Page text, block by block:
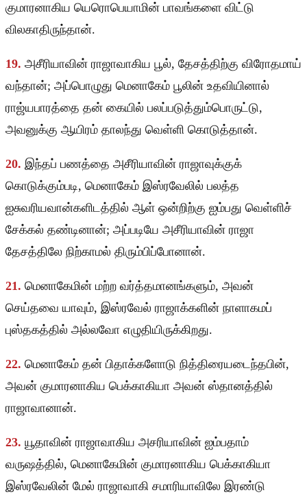
குமாரனாகிய யெரொபெயாமின் பாவங்களை விட்டு
விலகாதிருந்தான்.
19. அசீரியாவின் ராஜாவாகிய பூல், தேசத்திற்கு விரோதமாய்
வந்தான்; அப்பொழுது மெனாகேம் பூலின் உதவியினால்
ராஜ்யபாரத்தை தன் கையில் பலப்படுத்தும்பொருட்டு,
அவனுக்கு ஆயிரம் தாலந்து வெள்ளி கொடுத்தான்.
20. இந்தப் பணத்தை அசீரியாவின் ராஜாவுக்குக்
கொடுக்கும்படி, மெனாகேம் இஸ்ரவேலில் பலத்த
ஐசுவரியவான்களிடத்தில் ஆள் ஒன்றிற்கு ஐம்பது வெள்ளிச்
சேக்கல் தண்டினான்; அப்படியே அசீரியாவின் ராஜா
தேசத்திலே நிற்காமல் திரும்பிப்போனான்.
21. மெனாகேமின் மற்ற வர்த்தமானங்களும், அவன்
செய்தவை யாவும், இஸ்ரவேல் ராஜாக்களின் நாளாகமப்
புஸ்தகத்தில் அல்லவோ எழுதியிருக்கிறது.
22. மெனாகேம் தன் பிதாக்களோடு நித்திரையடைந்தபின்,
அவன் குமாரனாகிய பெக்காகியா அவன் ஸ்தானத்தில்
ராஜாவானான்.
23. யூதாவின் ராஜாவாகிய அசரியாவின் ஐம்பதாம்
வருஷத்தில், மெனாகேமின் குமாரனாகிய பெக்காகியா
இஸ்ரவேலின் மேல் ராஜாவாகி சமாரியாவிலே இரண்டு